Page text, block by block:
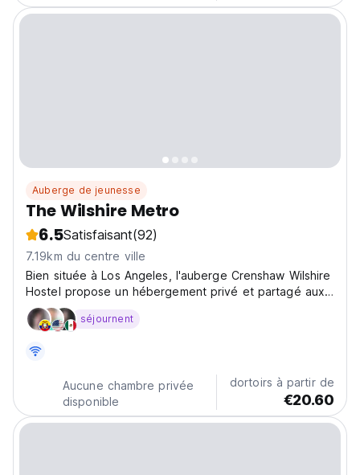
Auberge de jeunesse
The Wilshire Metro
6.5Satisfaisant(92)
7.19km du centre ville
Bien située à Los Angeles, l'auberge Crenshaw Wilshire
Hostel propose un hébergement privé et partagé aux
meilleurs tarifs.
séjournent
Aucune chambre privée
disponible
dortoirs à partir de
€20.60